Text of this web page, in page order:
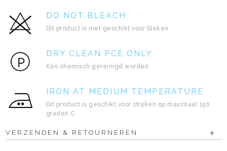
DO NOT BLEACH
Dit product is niet geschikt voor bleken
DRY CLEAN PCE ONLY
Kan chemisch gereinigd worden
IRON AT MEDIUM TEMPERATURE
Dit product is geschikt voor strijken op maximaal 150
graden C
VERZENDEN & RETOURNEREN